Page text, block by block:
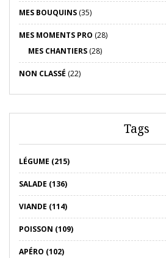
MES BOUQUINS (35)
MES MOMENTS PRO (28)
MES CHANTIERS (28)
NON CLASSÉ (22)
Tags
LÉGUME (215)
SALADE (136)
VIANDE (114)
POISSON (109)
APÉRO (102)